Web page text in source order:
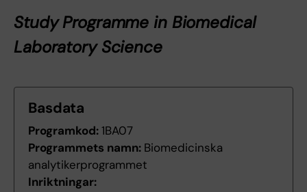
Study Programme in Biomedical
Laboratory Science
Basdata
Programkod:1BA07
Programmets namn: Biomedicinska
analytikerprogrammet
Inriktningar: